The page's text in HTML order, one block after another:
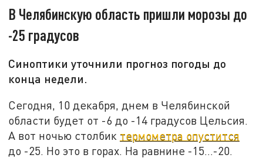
В Челябинскую область пришли морозы до
-25 градусов
Синоптики уточнили прогноз погоды до
конца недели.
Сегодня, 10 декабря, днем в Челябинской
области будет от -6 до -14 градусов Цельсия.
А вот ночью столбик термометра опустится
до -25. Но это в горах. На равнине -15…-20.